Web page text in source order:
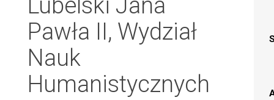
Pawła II, Wydział
Nauk
Humanistycznych